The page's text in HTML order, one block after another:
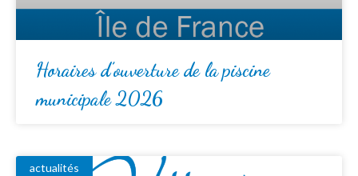
Horaires d’ouverture de la piscine
municipale 2026
actualités